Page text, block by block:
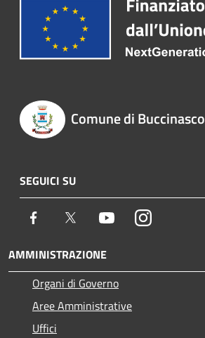
Comune di Buccinasco
SEGUICI SU
Facebook Twitter YoutubeInstagram
AMMINISTRAZIONE
Organi di Governo
Aree Amministrative
Uffici